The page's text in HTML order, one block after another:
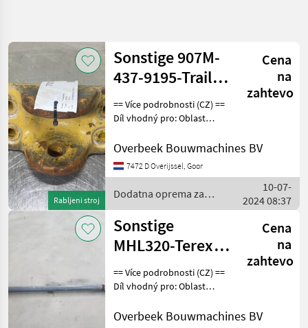
Rabljeni stroj
Sonstige 907M-
437-9195-Trailer
hitch/Anhängerkupplung
Cena
na
zahtevo
== Více podrobnosti (CZ) ==
Díl vhodný pro: Oblast
DPH/marže: Odpočet DPH
číslo: 437-9195 == Weitere
Overbeek Bouwmachines BV
7472 D Overijssel, Goor
Dodatna oprema za
traktorje / Sonstige
10-07-
2024 08:37
Sonstige
MHL320-Terex
0733106003-Lift
rod/Cab
Cena
na
zahtevo
== Více podrobnosti (CZ) ==
Díl vhodný pro: Oblast
DPH/marže: Odpočet DPH
Overbeek Bouwmachines BV